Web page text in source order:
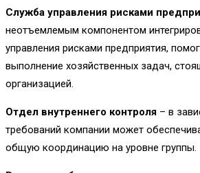
Служба управления рисками
неотъемлемым компонентом
управления рисками предприятия,
выполнение хозяйственных задач,
организацией.
Отдел внутреннего контроля – в
требований компании может
общую координацию на уровне группы.